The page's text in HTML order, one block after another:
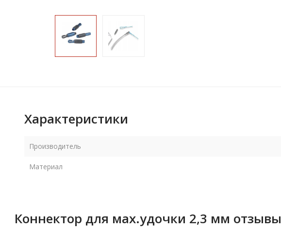
Характеристики
Производитель
Материал
Коннектор для мах.удочки 2,3 мм отзывы